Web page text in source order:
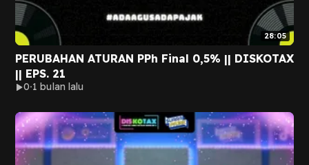
28:05
PERUBAHAN ATURAN PPh Final 0,5% || DISKOTAX
|| EPS. 21
0 1 bulan lalu